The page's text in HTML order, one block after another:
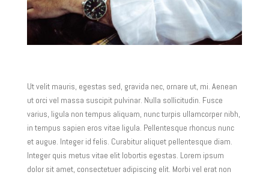
Ut velit mauris, egestas sed, gravida nec, ornare ut, mi. Aenean
ut orci vel massa suscipit pulvinar. Nulla sollicitudin. Fusce
varius, ligula non tempus aliquam, nunc turpis ullamcorper nibh,
in tempus sapien eros vitae ligula. Pellentesque rhoncus nunc
et augue. Integer id felis. Curabitur aliquet pellentesque diam.
Integer quis metus vitae elit lobortis egestas. Lorem ipsum
dolor sit amet, consectetuer adipiscing elit. Morbi vel erat non